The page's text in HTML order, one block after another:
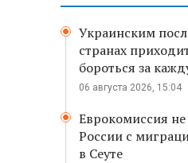
Украинским
странах
бороться за
06 августа 2026, 15:04
Еврокомиссия
России с
в Сеуте